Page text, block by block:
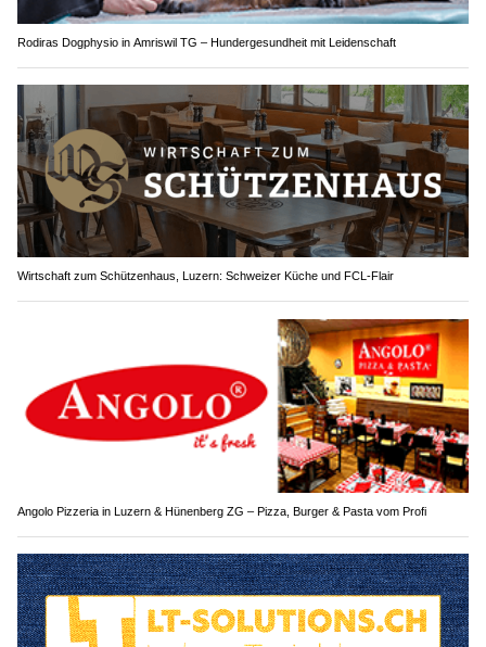
Rodiras Dogphysio in Amriswil TG – Hundergesundheit mit Leidenschaft
Wirtschaft zum Schützenhaus, Luzern: Schweizer Küche und FCL-Flair
Angolo Pizzeria in Luzern & Hünenberg ZG – Pizza, Burger & Pasta vom Profi